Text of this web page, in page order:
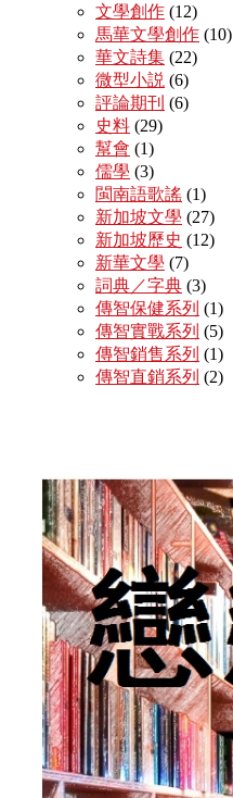
文學創作 (12)
馬華文學創作 (10)
華文詩集 (22)
微型小説 (6)
評論期刊 (6)
史料 (29)
幫會 (1)
儒學 (3)
閩南語歌謠 (1)
新加坡文學 (27)
新加坡歷史 (12)
新華文學 (7)
詞典／字典 (3)
傳智保健系列 (1)
傳智實戰系列 (5)
傳智銷售系列 (1)
傳智直銷系列 (2)